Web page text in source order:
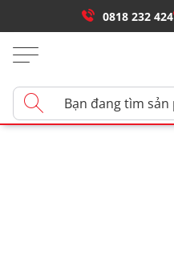
0818 232 424